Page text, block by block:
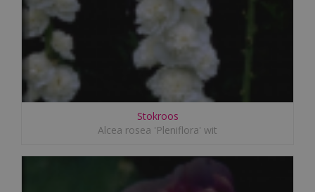
Stokroos
Alcea rosea 'Pleniflora' wit